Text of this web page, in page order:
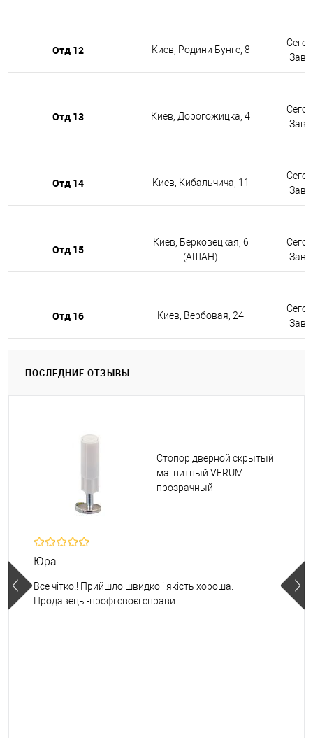
Отд 12 Киев, Родини Бунге, 8
Отд 13 Киев, Дорогожицка, 4
Отд 14 Киев, Кибальчича, 11
Отд 15
Киев, Берковецкая, 6
(АШАН)
Отд 16 Киев, Вербовая, 24
ПОСЛЕДНИЕ ОТЗЫВЫ
Стопор дверной скрытый
магнитный VERUM
прозрачный
Юра
Все чітко!! Прийшло швидко і якість хороша.
Продавець -профі своєї справи.